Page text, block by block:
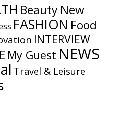
Beauty New
FASHION Food
INTERVIEW
My​ Guest NEWS
Travel & Leisure